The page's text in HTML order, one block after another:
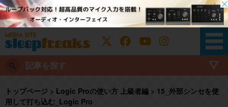
記事を探す
トップページ > Logic Proの使い方 上級者編 > 15_外部シンセを使
用して打ち込む_Logic Pro